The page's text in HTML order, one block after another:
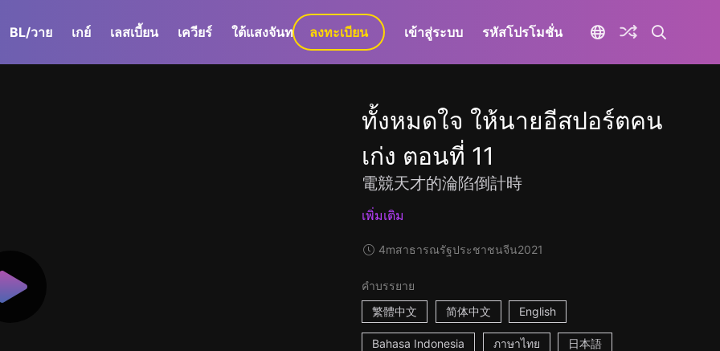
BL/วาย เกย์ เลสเบี้ยน เควียร์ ใต้แสงจันทร์ GaLa+
ลงทะเบียน เข้าสู่ระบบ รหัสโปรโมชั่น
ทั้งหมดใจ ให้นายอีสปอร์ตคน
เก่ง ตอนที่ 11
電競天才的淪陷倒計時
เพิ่มเติม
4mสาธารณรัฐประชาชนจีน2021
คำบรรยาย
繁體中文
简体中文 English
Bahasa Indonesia ภาษาไทย 日本語